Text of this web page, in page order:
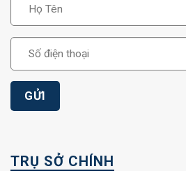
TRỤ SỞ CHÍNH